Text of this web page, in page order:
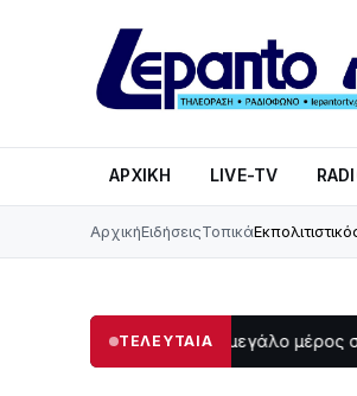
ΑΡΧΙΚΉ LIVE-TV
ΑρχικήΕιδήσειςΤοπικά
ΤΕΛΕΥΤΑΙΑ
σκοτάδι μεγάλο μέρος στο Λυγιά